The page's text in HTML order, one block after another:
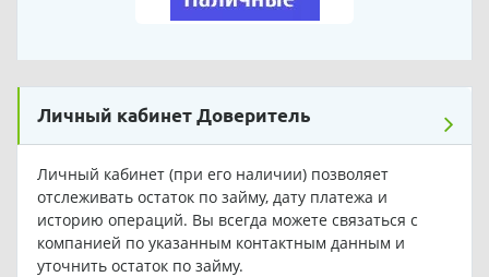
Личный кабинет Доверитель
Личный кабинет (при его наличии) позволяет
отслеживать остаток по займу, дату платежа и
историю операций. Вы всегда можете связаться с
компанией по указанным контактным данным и
уточнить остаток по займу.